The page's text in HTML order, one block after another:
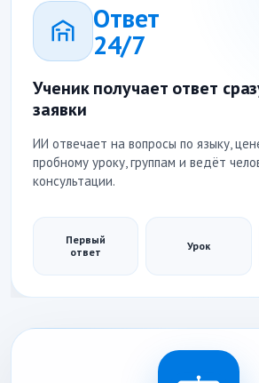
Ответ
24/7
Ученик получает ответ
заявки
ИИ отвечает на вопросы по языку,
пробному уроку, группам и ведёт
консультации.
Первый
ответ
Урок